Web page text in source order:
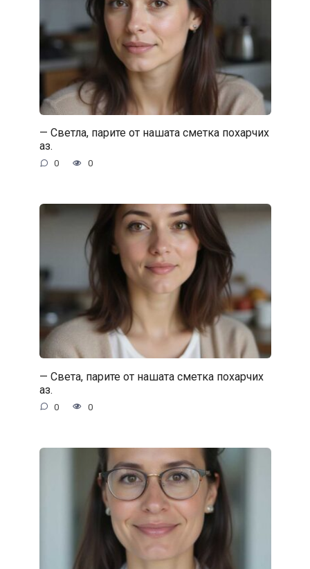
— Светла, парите от нашата сметка похарчих
аз.
0 0
— Света, парите от нашата сметка похарчих
аз.
0 0